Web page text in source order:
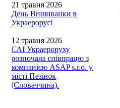
21 травня 2026
День Вишиванки в
Украерорусі
12 травня 2026
САІ Украероруху
розпочала співпрацю з
компанією ASAP s.r.o. у
місті Пезінок
(Словаччина).